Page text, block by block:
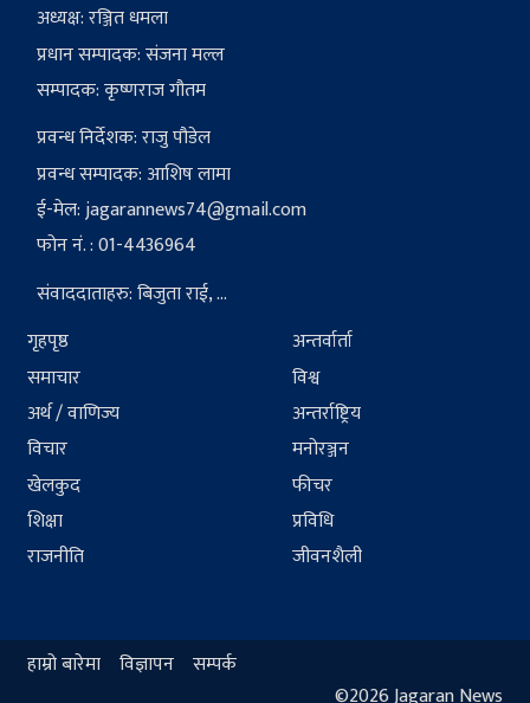
अध्यक्ष: रञ्जित धमला
प्रधान सम्पादक: संजना मल्ल
सम्पादक: कृष्णराज गौतम
प्रवन्ध निर्देशक: राजु पौडेल
प्रवन्ध सम्पादक: आशिष लामा
ई-मेल:jagarannews74@gmail.com
फोन नं. : 01-4436964
संवाददाताहरु: बिजुता राई, ...
गृहपृष्ठ
समाचार
अर्थ / वाणिज्य
विचार
खेलकुद
शिक्षा
राजनीति
अन्तर्वार्ता
विश्व
अन्तर्राष्ट्रिय
मनोरञ्जन
फीचर
प्रविधि
जीवनशैली
हाम्रो बारेमा विज्ञापन सम्पर्क